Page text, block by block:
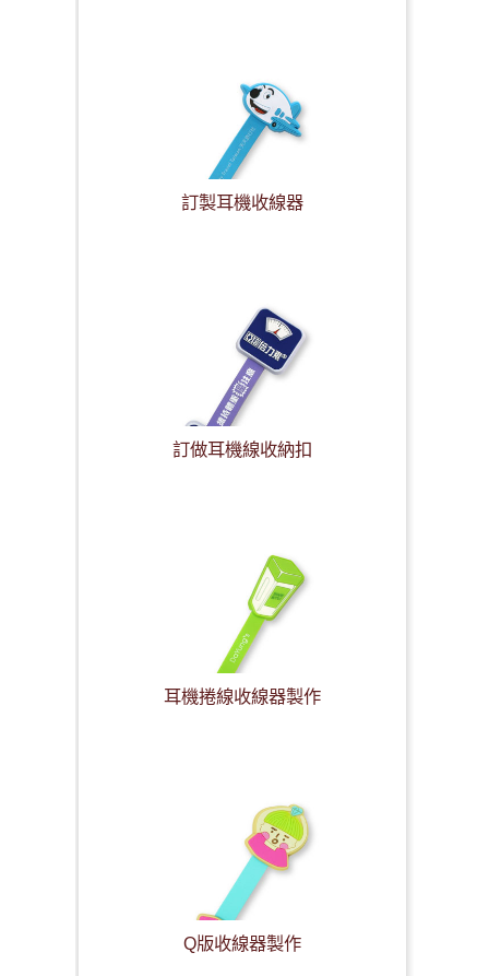
訂製耳機收線器
訂做耳機線收納扣
耳機捲線收線器製作
Q版收線器製作